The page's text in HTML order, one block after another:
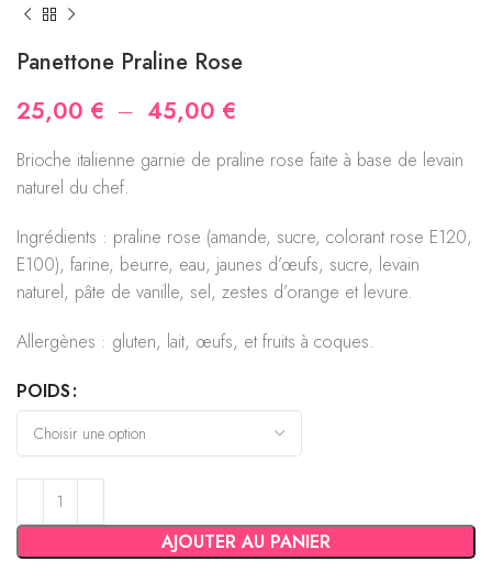
Panettone Praline Rose
25,00 € – 45,00 €
prix :
45,00 €
Brioche italienne garnie de praline rose faite à base de levain
naturel du chef.
Ingrédients : praline rose (amande, sucre, colorant rose E120,
E100), farine, beurre, eau, jaunes d’œufs, sucre, levain
naturel, pâte de vanille, sel, zestes d’orange et levure.
Allergènes : gluten, lait, œufs, et fruits à coques.
POIDS
AJOUTER AU PANIER